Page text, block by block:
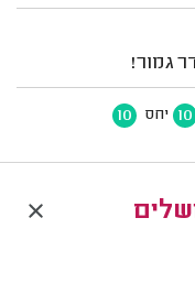
גמור!
10 יחס 10